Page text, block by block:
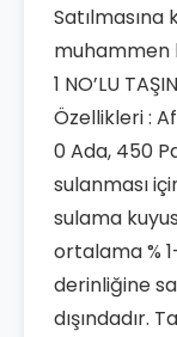
muhammen
1 NO’LU
Özellikleri :
0 Ada, 450
sulanması
sulama
ortalama %
derinliğine
dışındadır.